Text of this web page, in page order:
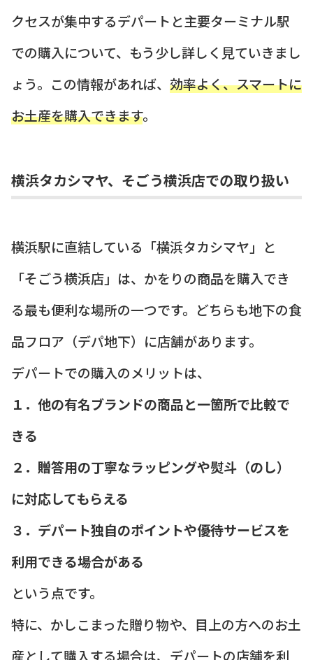
クセスが集中するデパートと主要ターミナル駅
での購入について、もう少し詳しく見ていきまし
ょう。この情報があれば、 効率よく、スマートに
お土産を購入できます。
横浜タカシマヤ、そごう横浜店での取り扱い
横浜駅に直結している「横浜タカシマヤ」と
「そごう横浜店」は、かをりの商品を購入でき
る最も便利な場所の一つです。どちらも地下の食
品フロア（デパ地下）に店舗があります。
デパートでの購入のメリットは、
１．他の有名ブランドの商品と一箇所で比較で
きる
２．贈答用の丁寧なラッピングや熨斗（のし）
に対応してもらえる
３．デパート独自のポイントや優待サービスを
利用できる場合がある
という点です。
特に、かしこまった贈り物や、目上の方へのお土
産として購入する場合は、デパートの店舗を利